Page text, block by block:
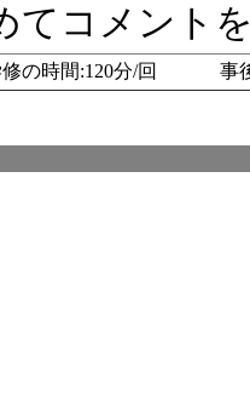
てコメント
修の時間:120分/回 事後